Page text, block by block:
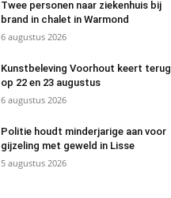
Twee personen naar ziekenhuis bij
brand in chalet in Warmond
6 augustus 2026
Kunstbeleving Voorhout keert terug
op 22 en 23 augustus
6 augustus 2026
Politie houdt minderjarige aan voor
gijzeling met geweld in Lisse
5 augustus 2026